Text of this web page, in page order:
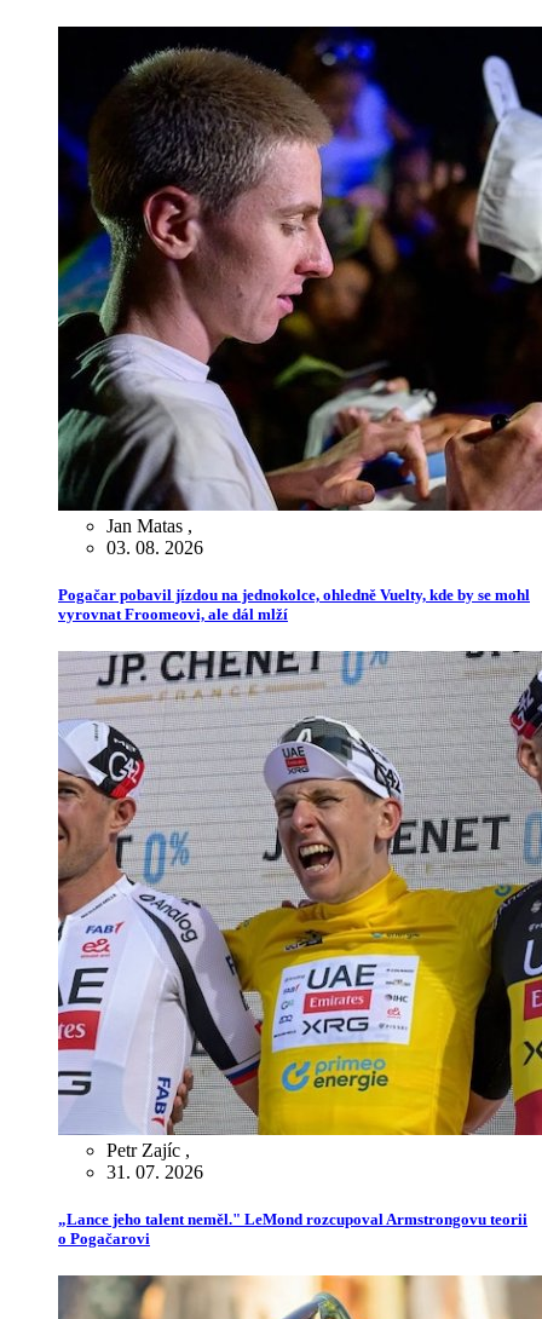
Jan Matas ,
03. 08. 2026
Pogačar pobavil jízdou na jednokolce, ohledně Vuelty, kde by se mohl
vyrovnat Froomeovi, ale dál mlží
Petr Zajíc ,
31. 07. 2026
„Lance jeho talent neměl." LeMond rozcupoval Armstrongovu teorii
o Pogačarovi